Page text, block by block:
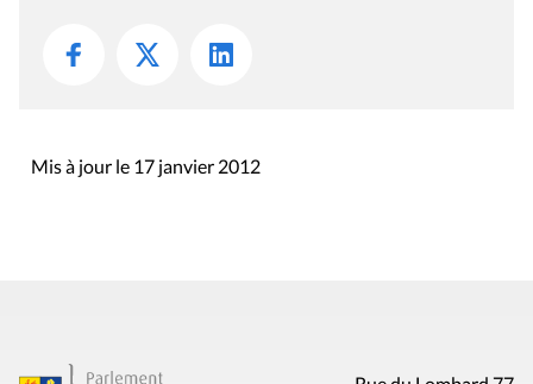
Mis à jour le 17 janvier 2012